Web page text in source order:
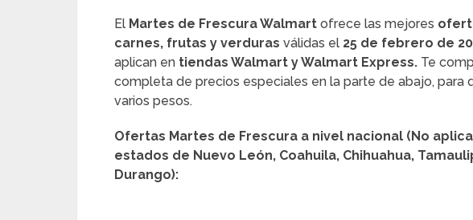
El Martes de Frescura Walmart ofrece las mejores
carnes, frutas y verduras válidas el 25 de febrero de
aplican en tiendas Walmart y Walmart Express. Te
completa de precios especiales en la parte de abajo, para
varios pesos.
Ofertas Martes de Frescura a nivel nacional (No
estados de Nuevo León, Coahuila, Chihuahua,
Durango):